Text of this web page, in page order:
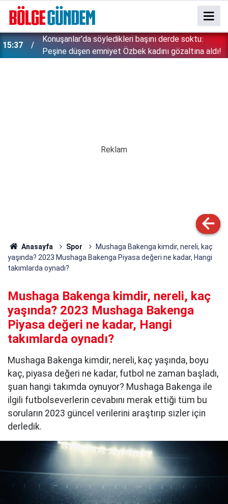
15:37
Konuşanlar'da söyledikleri başını derde soktu:
Peşine düşen emniyet Özbek kadını gözaltına aldı!
Anasayfa Spor
Mushaga Bakenga kimdir, nereli, kaç
yaşında? 2023 Mushaga Bakenga Piyasa değeri ne kadar, Hangi
takımlarda oynadı?
Mushaga Bakenga kimdir, nereli, kaç
yaşında? 2023 Mushaga Bakenga
Piyasa değeri ne kadar, Hangi
takımlarda oynadı?
Mushaga Bakenga kimdir, nereli, kaç yaşında, boyu
kaç, piyasa değeri ne kadar, futbol ne zaman başladı,
şuan hangi takımda oynuyor? Mushaga Bakenga ile
ilgili futbolseverlerin cevabını merak ettiği tüm bu
soruların 2023 güncel verilerini araştırıp sizler için
derledik.